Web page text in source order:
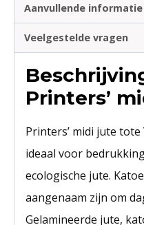
Aanvullende informatie
Veelgestelde vragen
Printers’
Printers’ midi jute
ideaal voor
ecologische jute.
aangenaam zijn om
Gelamineerde jute,